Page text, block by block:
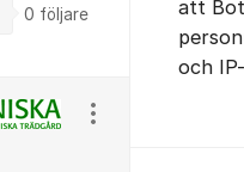
0 följare
Visa/dölj
att
och